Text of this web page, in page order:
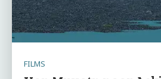
FILMS